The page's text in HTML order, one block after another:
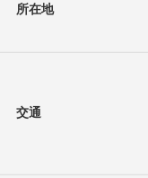
所在地
交通